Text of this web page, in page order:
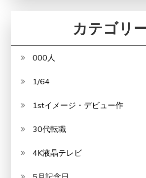
カテゴリ
000人
1/64
1stイメージ・デビュー作
30代転職
4K液晶テレビ